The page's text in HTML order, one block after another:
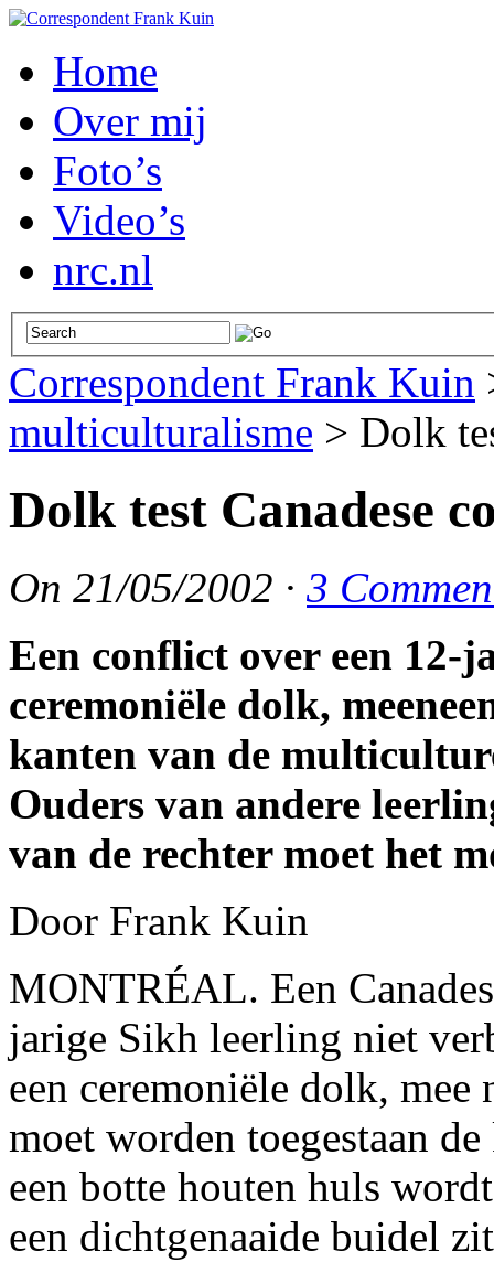
Home
Over mij
Foto’s
Video’s
nrc.nl
Correspondent Frank Kuin
multiculturalisme > Dolk
Dolk test Canadese
On 21/05/2002 · 3
Een conflict over een 12-
ceremoniële dolk,
kanten van de
Ouders van andere
van de rechter moet het
Door Frank Kuin
MONTRÉAL. Een
jarige Sikh leerling niet
een ceremoniële dolk, mee
moet worden toegestaan
een botte houten huls
een dichtgenaaide buidel